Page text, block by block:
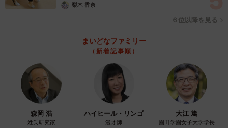
▽３ 発信者情報開示請求、民事・刑事上の請求
著作権は法的に認められた権利ですから、他人の著作権を
侵害した場合は、不法行為として、著作権者に与えた損害
を賠償しなければなりません。例えば、自分のペットの写
真を使ったグッズを販売していたが、無断転載によって販
売を妨害され売上が減少するなどの損害が生じた場合は、
無断転載者に損害賠償を請求することも検討すべきでしょ
梨木 香奈
６位以降を見る
まいどなファミリー
（新着記事順）
森岡 浩
姓氏研究家
ハイヒール・リンゴ
漫才師
大江 篤
園田学園女子大学学長